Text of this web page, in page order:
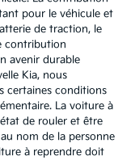
pour le véhicule et
de traction, le
contribution
avenir durable
Kia, nous
certaines conditions
La voiture à
de rouler et être
nom de la personne
à reprendre doit